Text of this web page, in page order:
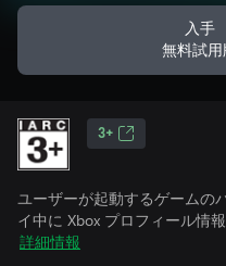
入手
無料試用
3+
ユーザーが起動するゲームの
イ中に Xbox プロフィール情
詳細情報